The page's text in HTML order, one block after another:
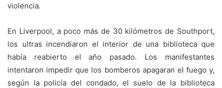
violencia.
En Liverpool, a poco más de 30 kilómetros de Southport,
los ultras incendiaron el interior de una biblioteca que
había reabierto el año pasado. Los manifestantes
intentaron impedir que los bomberos apagaran el fuego y,
según la policía del condado, el suelo de la biblioteca